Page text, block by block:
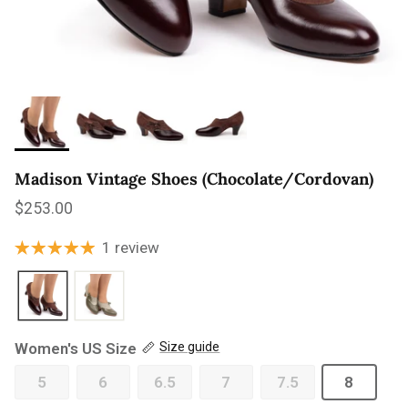
Madison Vintage Shoes (Chocolate/Cordovan)
Regular price
$253.00
1 review
Women's US Size Size guide
5 6 6.5 7 7.5 8